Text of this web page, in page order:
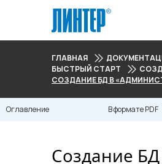
ГЛАВНАЯ
БЫСТРЫЙ СТАРТ
СОЗДАНИЕ БД В
Оглавление В формате PDF
Создание